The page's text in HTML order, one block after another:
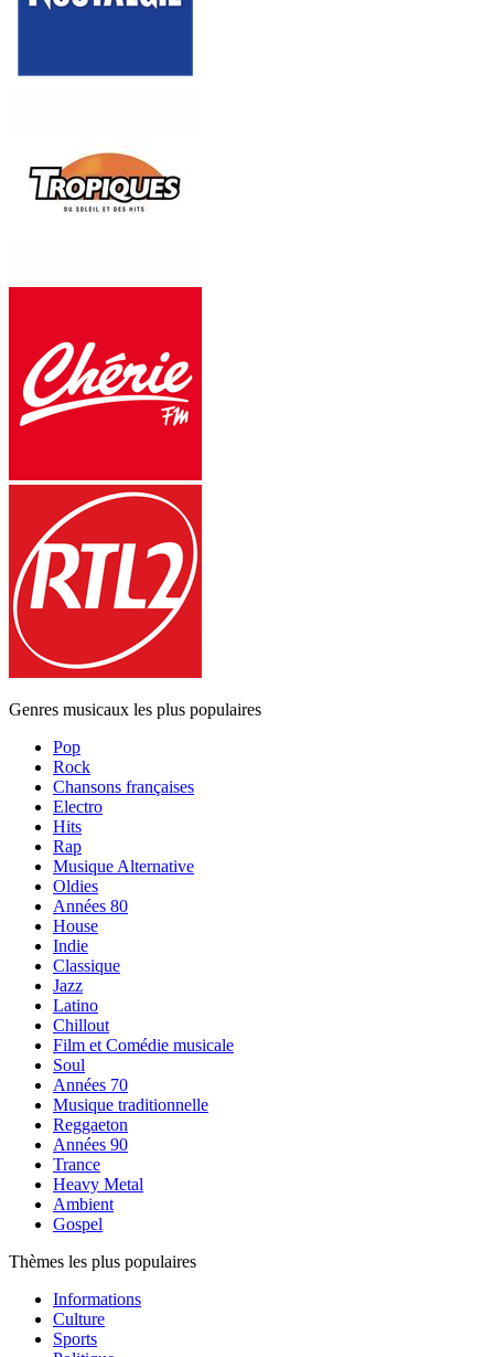
Genres musicaux les plus populaires
Pop
Rock
Chansons françaises
Electro
Hits
Rap
Musique Alternative
Oldies
Années 80
House
Indie
Classique
Jazz
Latino
Chillout
Film et Comédie musicale
Soul
Années 70
Musique traditionnelle
Reggaeton
Années 90
Trance
Heavy Metal
Ambient
Gospel
Thèmes les plus populaires
Informations
Culture
Sports